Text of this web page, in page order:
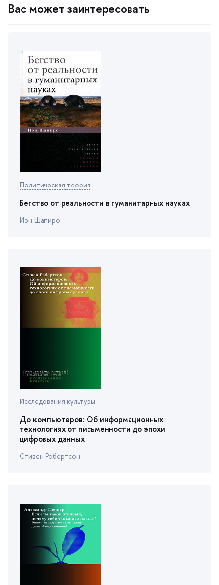
ас может заинтересовать
Политическая теория
Бегство от реальности в гуманитарных науках
Иэн Шапиро
Исследования культуры
До компьютеров: Об информационных
технологиях от письменности до эпохи
цифровых данных
Стивен Робертсон